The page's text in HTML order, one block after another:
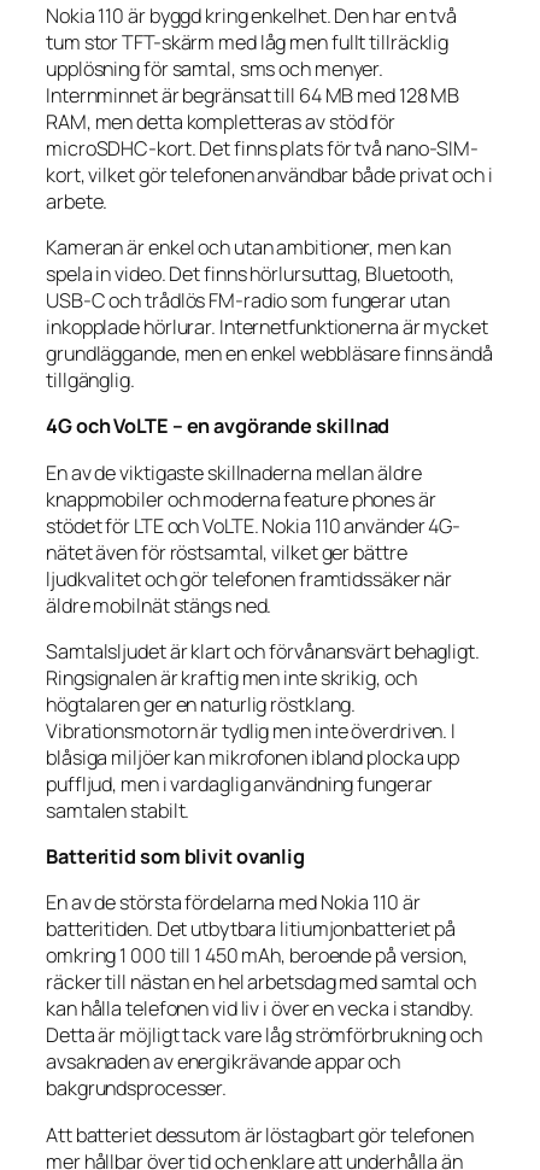
Nokia 110 är byggd kring enkelhet. Den har en två
tum stor TFT-skärm med låg men fullt tillräcklig
upplösning för samtal, sms och menyer.
Internminnet är begränsat till 64 MB med 128 MB
RAM, men detta kompletteras av stöd för
microSDHC-kort. Det finns plats för två nano-SIM-
kort, vilket gör telefonen användbar både privat och i
arbete.
Kameran är enkel och utan ambitioner, men kan
spela in video. Det finns hörlursuttag, Bluetooth,
USB-C och trådlös FM-radio som fungerar utan
inkopplade hörlurar. Internetfunktionerna är mycket
grundläggande, men en enkel webbläsare finns ändå
tillgänglig.
4G och VoLTE – en avgörande skillnad
En av de viktigaste skillnaderna mellan äldre
knappmobiler och moderna feature phones är
stödet för LTE och VoLTE. Nokia 110 använder 4G-
nätet även för röstsamtal, vilket ger bättre
ljudkvalitet och gör telefonen framtidssäker när
äldre mobilnät stängs ned.
Samtalsljudet är klart och förvånansvärt behagligt.
Ringsignalen är kraftig men inte skrikig, och
högtalaren ger en naturlig röstklang.
Vibrationsmotorn är tydlig men inte överdriven. I
blåsiga miljöer kan mikrofonen ibland plocka upp
puffljud, men i vardaglig användning fungerar
samtalen stabilt.
Batteritid som blivit ovanlig
En av de största fördelarna med Nokia 110 är
batteritiden. Det utbytbara litiumjonbatteriet på
omkring 1 000 till 1 450 mAh, beroende på version,
räcker till nästan en hel arbetsdag med samtal och
kan hålla telefonen vid liv i över en vecka i standby.
Detta är möjligt tack vare låg strömförbrukning och
avsaknaden av energikrävande appar och
bakgrundsprocesser.
Att batteriet dessutom är löstagbart gör telefonen
mer hållbar över tid och enklare att underhålla än